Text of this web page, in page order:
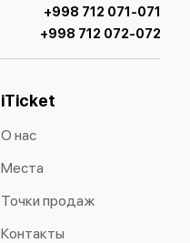
+998 712 071-071
+998 712 072-072
iTicket
О нас
Места
Точки продаж
Контакты